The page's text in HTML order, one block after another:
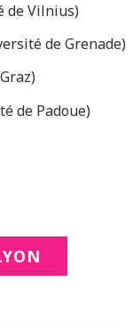
de Vilnius)
de Grenade)
de Padoue)